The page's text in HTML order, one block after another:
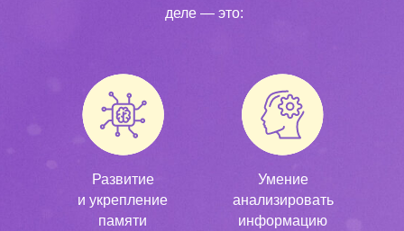
деле — это:
Умение
анализировать
информацию
Развитие
и укрепление
памяти